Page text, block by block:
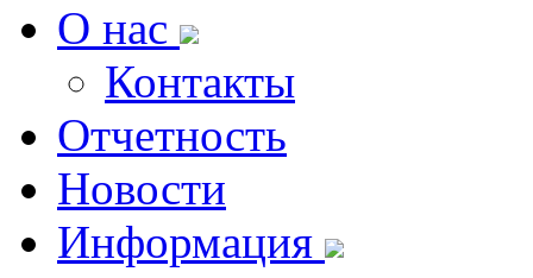
О нас
Контакты
Отчетность
Новости
Информация